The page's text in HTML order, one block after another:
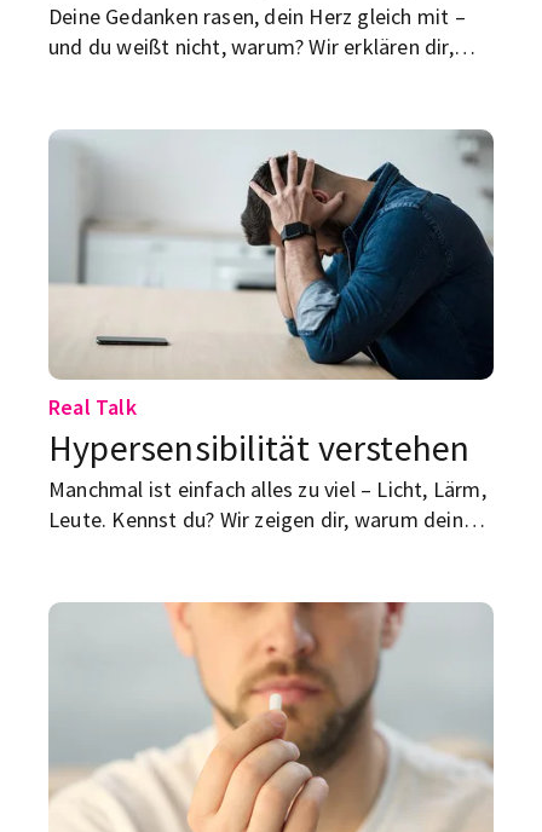
Deine Gedanken rasen, dein Herz gleich mit –
und du weißt nicht, warum? Wir erklären dir,
Real Talk
Hypersensibilität verstehen
Manchmal ist einfach alles zu viel – Licht, Lärm,
Leute. Kennst du? Wir zeigen dir, warum dein
runterkommst.